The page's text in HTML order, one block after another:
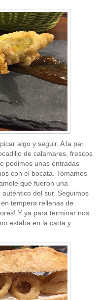
algo y seguir. A la par
de calamares, frescos
pedimos unas entradas
con el bocata. Tomamos
que fueron una
del sur. Seguimos
tempera rellenas de
Y ya para terminar nos
estaba en la carta y